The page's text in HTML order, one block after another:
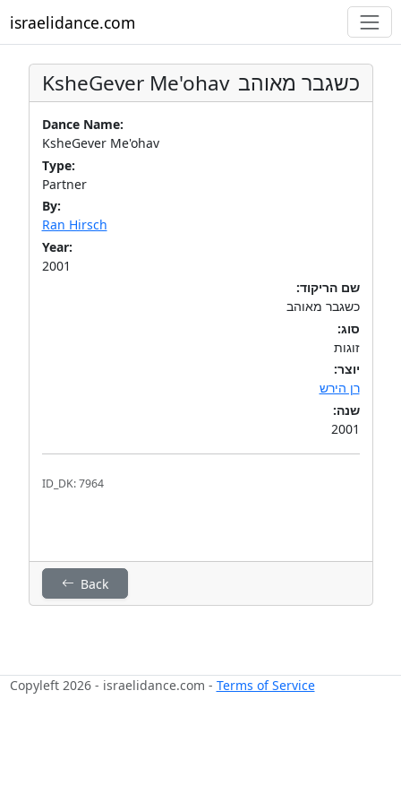
israelidance.com
KsheGever Me'ohav כשגבר מאוהב
Dance Name:
KsheGever Me'ohav
Type:
Partner
By:
Ran Hirsch
Year:
2001
שם הריקוד:
כשגבר מאוהב
סוג:
זוגות
יוצר:
רן הירש
שנה:
2001
ID_DK: 7964
Back
Copyleft 2026 - israelidance.com - Terms of Service